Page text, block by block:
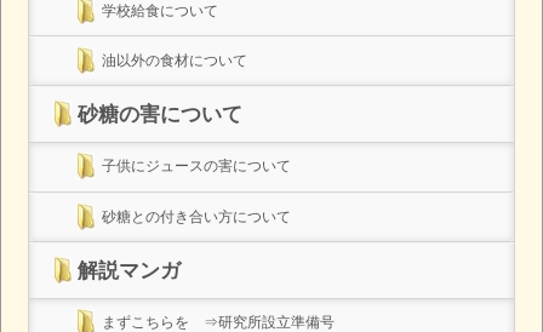
学校給食について
油以外の食材について
砂糖の害について
子供にジュースの害について
砂糖との付き合い方について
解説マンガ
まずこちらを ⇒研究所設立準備号